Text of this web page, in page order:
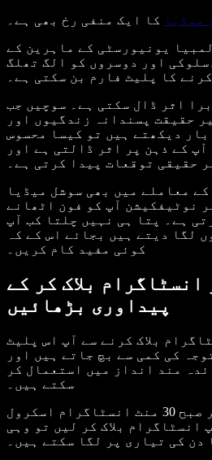
میڈیا کا ایک منفی رخ بھی ہے۔
یونیورسٹی کے ماہرین کے
اور دوسروں کو الگ تھلگ
کرنے کا پلیٹ فارم بن سکتی ہے۔
اثر ڈال سکتی ہے۔ سوچیں جب
حقیقت پسندانہ زندگیوں اور
دیکھتے ہیں تو کیسا محسوس
کے ذہن پر اثر ڈالتی ہے اور
حقیقی توقعات پیدا کرتی ہے۔
معاملے میں بھی سوشل میڈیا
نوٹیفکیشن آپ کو فون اٹھانے
ہے۔ پتا ہی نہیں چلتا کب آپ
لگا دیتے ہیں بجائے اس کے کہ
کوئی مفید کام کریں۔
انسٹاگرام بلاک کر کے
پیداوری بڑھائیں
بلاک کرنے سے آپ اس پلیٹ
کی کمی سے بچ جاتے ہیں اور
مند انداز میں استعمال کر
سکتے ہیں۔
مثال کے طور پر، ہر صبح 30 منٹ انسٹاگرام اسکرول
انسٹاگرام بلاک کر لیں تو وہی
دن کی تیاری پر لگا سکتے ہیں۔